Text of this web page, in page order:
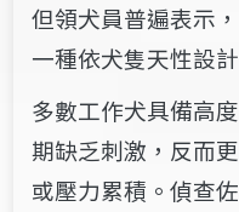
但領犬員普遍表示
一種依犬隻天性設
多數工作犬具備高
期缺乏刺激，反而
或壓力累積。偵查